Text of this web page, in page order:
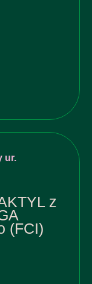
ur.
z
(FCI)